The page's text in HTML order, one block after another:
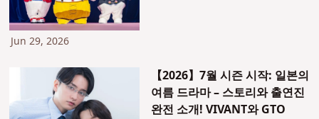
Jun 29, 2026
【2026】7월 시즌 시작: 일본의
여름 드라마 – 스토리와 출연진
완전 소개! VIVANT와 GTO